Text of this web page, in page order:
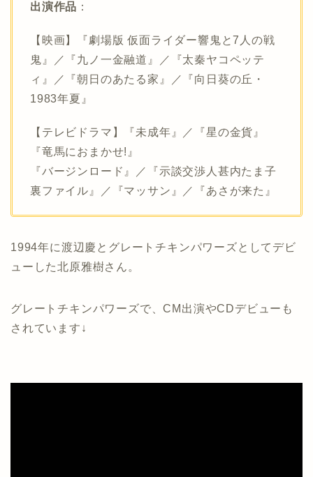
出演作品 ：
【映画】『劇場版 仮面ライダー響鬼と7人の戦
鬼』／『九ノ一金融道』／『太秦ヤコペッテ
ィ』／『朝日のあたる家』／『向日葵の丘・
1983年夏』
【テレビドラマ】『未成年』／『星の金貨』
『竜馬におまかせ!』
『バージンロード』／『示談交渉人甚内たま子
裏ファイル』／『マッサン』／『あさが来た』
1994年に渡辺慶とグレートチキンパワーズとしてデビ
ューした北原雅樹さん。
グレートチキンパワーズで、CM出演やCDデビューも
されています↓